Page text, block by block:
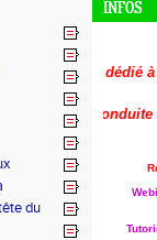
du
INFOS
dédié à la
reconduite :